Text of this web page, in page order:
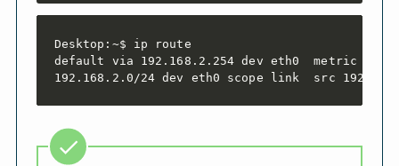
Desktop:~$ ip route
default via 192.168.2.254 dev eth0  metric 202
192.168.2.0/24 dev eth0 scope link  src